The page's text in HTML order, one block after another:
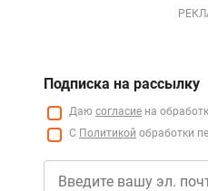
Подписка на рассылку
Даю согласие на
С Политикой обработки